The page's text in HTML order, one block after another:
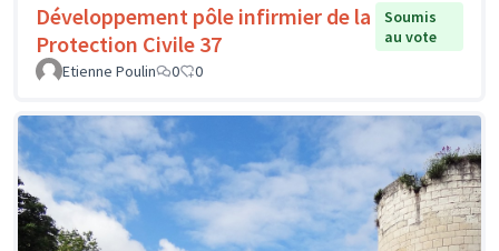
Développement pôle infirmier de la
Protection Civile 37
Soumis
au vote
Etienne Poulin
0 0